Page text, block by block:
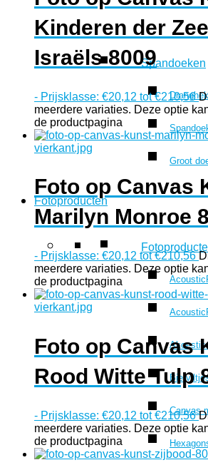
Spandoeken
Groot
Fotoproducten
Canvas
Kinderen der
Israëls 8009
- Prijsklasse: €20,12 tot €210,56
meerdere variaties. Deze optie
de productpagina
Foto op Canvas
Marilyn Monroe
- Prijsklasse: €20,12 tot €210,56
meerdere variaties. Deze optie
de productpagina
Foto op Canvas
Rood Witte Tulp
- Prijsklasse: €20,12 tot €210,56
meerdere variaties. Deze optie
de productpagina